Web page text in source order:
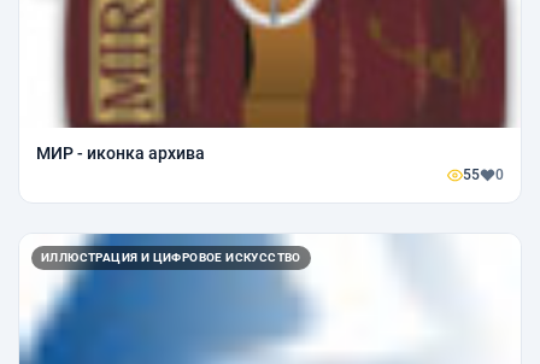
МИР - иконка архива
55 0
ИЛЛЮСТРАЦИЯ И ЦИФРОВОЕ ИСКУССТВО